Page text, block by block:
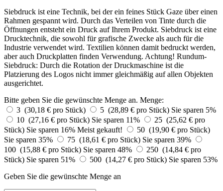
Siebdruck ist eine Technik, bei der ein feines Stück Gaze über einen
Rahmen gespannt wird. Durch das Verteilen von Tinte durch die
Öffnungen entsteht ein Druck auf Ihrem Produkt. Siebdruck ist eine
Drucktechnik, die sowohl für grafische Zwecke als auch für die
Industrie verwendet wird. Textilien können damit bedruckt werden,
aber auch Druckplatten finden Verwendung. Achtung! Rundum-
Siebdruck: Durch die Rotation der Druckmaschine ist die
Platzierung des Logos nicht immer gleichmäßig auf allen Objekten
ausgerichtet.
Bitte geben Sie die gewünschte Menge an. Menge:
3 (30,18 € pro Stück)
5 (28,89 € pro Stück) Sie sparen 5%
10 (27,16 € pro Stück) Sie sparen 11%
25 (25,62 € pro
Stück) Sie sparen 16% Meist gekauft!
50 (19,90 € pro Stück)
Sie sparen 35%
75 (18,61 € pro Stück) Sie sparen 39%
100 (15,88 € pro Stück) Sie sparen 48%
250 (14,84 € pro
Stück) Sie sparen 51% 500 (14,27 € pro Stück) Sie sparen 53%
Geben Sie die gewünschte Menge an